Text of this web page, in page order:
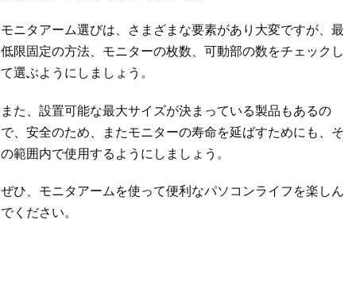
モニタアーム選びは、さまざまな要素があり大変ですが、最
低限固定の方法、モニターの枚数、可動部の数をチェックし
て選ぶようにしましょう。
また、設置可能な最大サイズが決まっている製品もあるの
で、安全のため、またモニターの寿命を延ばすためにも、そ
の範囲内で使用するようにしましょう。
ぜひ、モニタアームを使って便利なパソコンライフを楽しん
でください。